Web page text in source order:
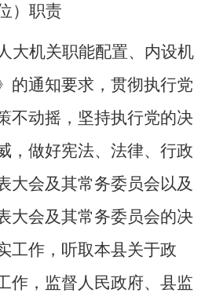
）职责
大机关职能配置、内设机
的通知要求，贯彻执行党
不动摇，坚持执行党的决
，做好宪法、法律、行政
大会及其常务委员会以及
大会及其常务委员会的决
工作， 听取本县关于政
作，监督人民政府、县监